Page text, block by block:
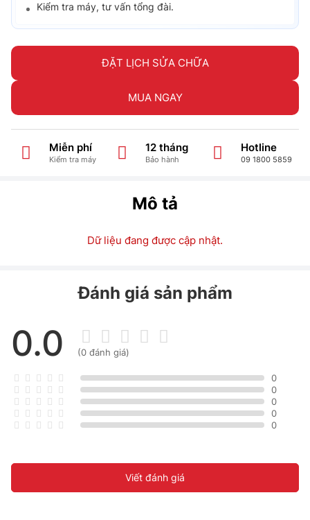
Kiểm tra máy, tư vấn tổng đài.
ĐẶT LỊCH SỬA CHỮA
MUA NGAY
Miễn phí
Kiểm tra máy
12 tháng
Bảo hành
Hotline
09 1800 5859
Mô tả
Dữ liệu đang được cập nhật.
Đánh giá sản phẩm
0.0 (0 đánh giá)
0
0
0
0
0
Viết đánh giá